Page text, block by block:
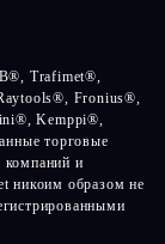
Trafimet®,
Fronius®,
Kemppi®,
торговые
компаний и
никоим образом не